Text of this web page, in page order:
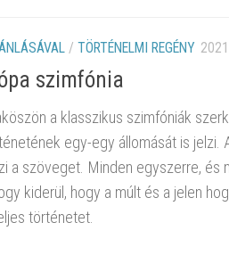
/ TÖRTÉNELMI REGÉNY
szimfónia
a klasszikus szimfóniák
egy-egy állomását is jelzi.
a szöveget. Minden egyszerre, és
kiderül, hogy a múlt és a jelen
történetet.